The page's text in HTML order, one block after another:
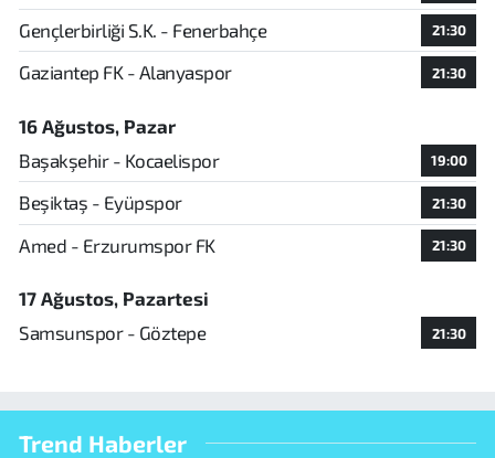
Gençlerbirliği S.K. - Fenerbahçe 21:30
Gaziantep FK - Alanyaspor 21:30
16 Ağustos, Pazar
Başakşehir - Kocaelispor
19:00
Beşiktaş - Eyüpspor 21:30
Amed - Erzurumspor FK 21:30
17 Ağustos, Pazartesi
Samsunspor - Göztepe
21:30
Trend Haberler